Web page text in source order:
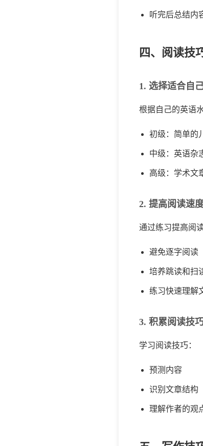
听完后总结内
四、阅读技
1. 选择适合自
根据自己的英语
初级：简单的
中级：英语杂
高级：学术文
2. 提高阅读速
通过练习提高阅
避免逐字阅读
培养跳读和扫
练习快速理解
3. 积累阅读技
学习阅读技巧：
预测内容
识别文章结构
理解作者的观